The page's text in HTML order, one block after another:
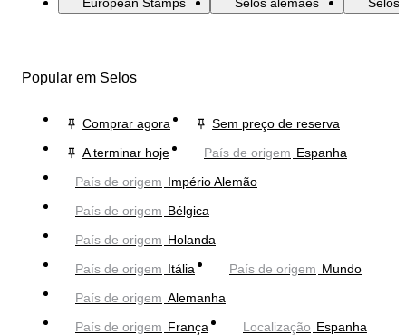
Popular em Selos
Comprar agora
Sem preço de reserva
A terminar hoje
País de origem Espanha
País de origem Império Alemão
País de origem Bélgica
País de origem Holanda
País de origem Itália País de origem Mundo
País de origem Alemanha
País de origem França Localização Espanha